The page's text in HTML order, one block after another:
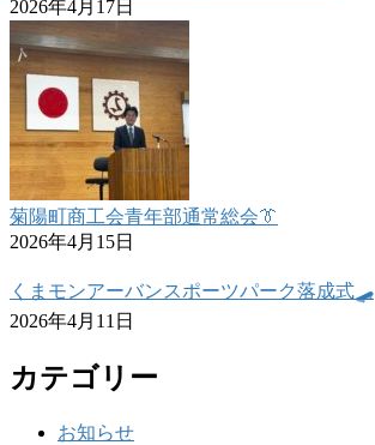
2026年4月17日
菊陽町商工会青年部通常総会👔
2026年4月15日
くまモンアーバンスポーツパーク落成式🛹
2026年4月11日
カテゴリー
お知らせ